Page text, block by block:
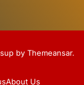
by Themeansar.
About Us